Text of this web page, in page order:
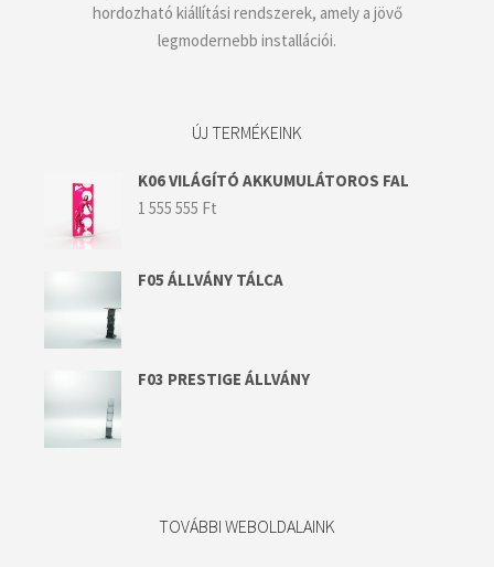
hordozható kiállítási rendszerek, amely a jövő
legmodernebb installációi.
ÚJ TERMÉKEINK
K06 VILÁGÍTÓ AKKUMULÁTOROS FAL
1 555 555 Ft
F05 ÁLLVÁNY TÁLCA
F03 PRESTIGE ÁLLVÁNY
TOVÁBBI WEBOLDALAINK